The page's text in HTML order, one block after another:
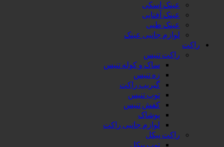
عینک اسکی
عینک آفتابی
عینک طبی
لوازم جانبی عینک
راکت
راکت تنیس
ساک و کوله تنیس
زه تنیس
گیریپ راکت
توپ تنیس
کفش تنیس
پوشاک
لوازم جانبی راکت
راکت پیکل
توپ پیکل